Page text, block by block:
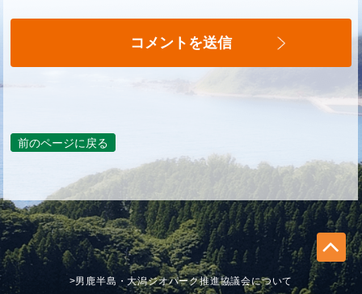
前のページに戻る
>男鹿半島・大潟ジオパーク推進協議会について